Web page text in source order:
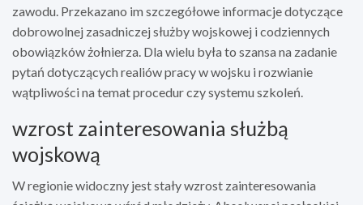
zawodu. Przekazano im szczegółowe informacje dotyczące
dobrowolnej zasadniczej służby wojskowej i codziennych
obowiązków żołnierza. Dla wielu była to szansa na zadanie
pytań dotyczących realiów pracy w wojsku i rozwianie
wątpliwości na temat procedur czy systemu szkoleń.
wzrost zainteresowania służbą
wojskową
W regionie widoczny jest stały wzrost zainteresowania